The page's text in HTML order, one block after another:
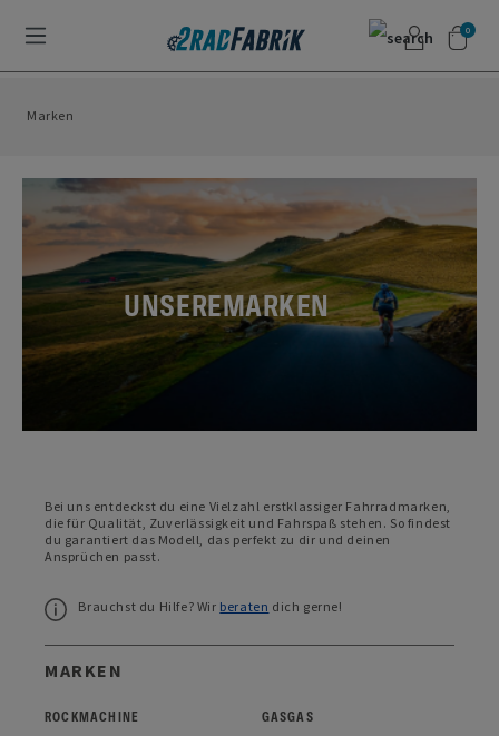
0
Marken
UNSEREMARKEN
Bei uns entdeckst du eine Vielzahl erstklassiger Fahrradmarken,
die für Qualität, Zuverlässigkeit und Fahrspaß stehen. So findest
du garantiert das Modell, das perfekt zu dir und deinen
Ansprüchen passt.
Brauchst du Hilfe? Wir beraten dich gerne!
MARKEN
ROCKMACHINE
GASGAS